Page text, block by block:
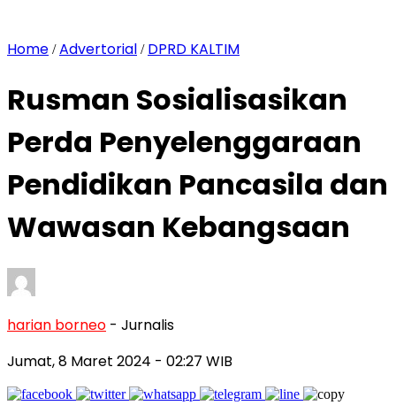
Home /Advertorial / DPRD KALTIM
Rusman Sosialisasikan
Perda Penyelenggaraan
Pendidikan Pancasila dan
Wawasan Kebangsaan
harian borneo - Jurnalis
Jumat, 8 Maret 2024 - 02:27 WIB